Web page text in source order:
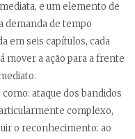
e um elemento de
demanda de tempo
em seis capítulos, cada
mover a ação para a frente
ataque dos bandidos
complexo,
o reconhecimento: ao